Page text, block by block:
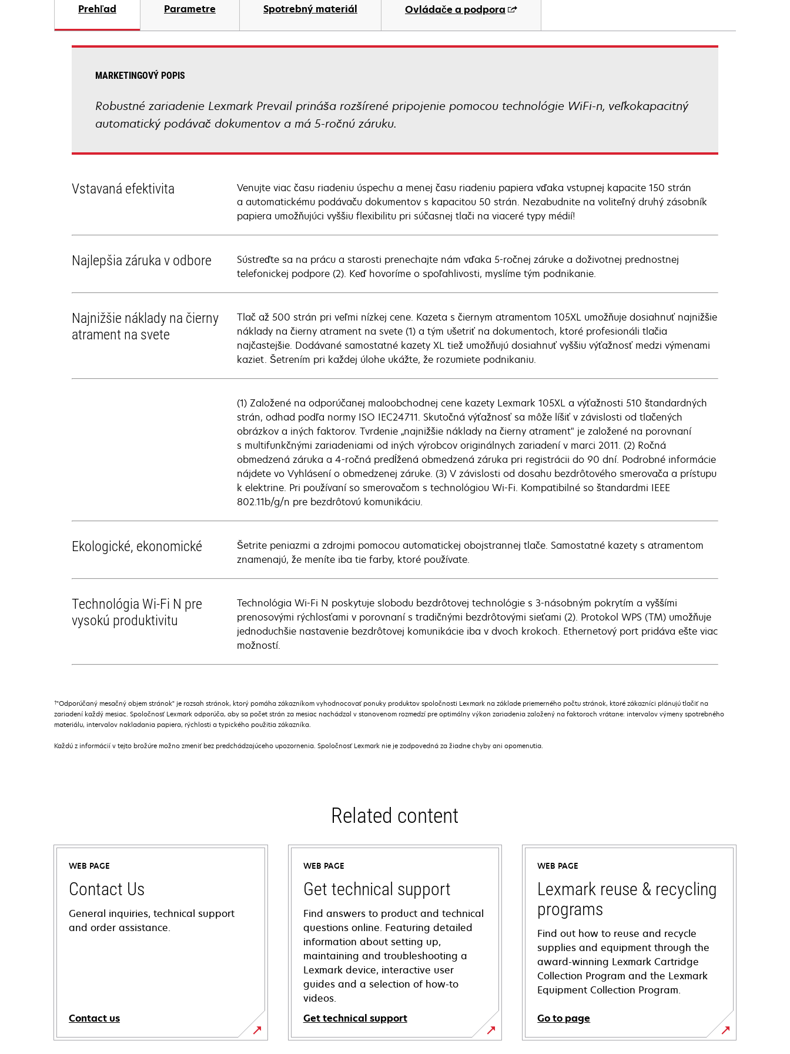
Prehľad Parametre Spotrebný materiál Ovládače a podpora
MARKETINGOVÝ POPIS
Robustné zariadenie Lexmark Prevail prináša rozšírené pripojenie pomocou technológie WiFi-n, veľkokapacitný
automatický podávač dokumentov a má 5-ročnú záruku.
Vstavaná efektivita
Venujte viac času riadeniu úspechu a menej času riadeniu papiera vďaka vstupnej kapacite 150 strán
a automatickému podávaču dokumentov s kapacitou 50 strán. Nezabudnite na voliteľný druhý zásobník
papiera umožňujúci vyššiu flexibilitu pri súčasnej tlači na viaceré typy médií!
Najlepšia záruka v odbore
Sústreďte sa na prácu a starosti prenechajte nám vďaka 5-ročnej záruke a doživotnej prednostnej
telefonickej podpore (2). Keď hovoríme o spoľahlivosti, myslíme tým podnikanie.
Najnižšie náklady na čierny
atrament na svete
Tlač až 500 strán pri veľmi nízkej cene. Kazeta s čiernym atramentom 105XL umožňuje dosiahnuť najnižšie
náklady na čierny atrament na svete (1) a tým ušetriť na dokumentoch, ktoré profesionáli tlačia
najčastejšie. Dodávané samostatné kazety XL tiež umožňujú dosiahnuť vyššiu výťažnosť medzi výmenami
kaziet. Šetrením pri každej úlohe ukážte, že rozumiete podnikaniu.
(1) Založené na odporúčanej maloobchodnej cene kazety Lexmark 105XL a výťažnosti 510 štandardných
strán, odhad podľa normy ISO IEC24711. Skutočná výťažnosť sa môže líšiť v závislosti od tlačených
obrázkov a iných faktorov. Tvrdenie „najnižšie náklady na čierny atrament" je založené na porovnaní
s multifunkčnými zariadeniami od iných výrobcov originálnych zariadení v marci 2011. (2) Ročná
obmedzená záruka a 4-ročná predĺžená obmedzená záruka pri registrácii do 90 dní. Podrobné informácie
nájdete vo Vyhlásení o obmedzenej záruke. (3) V závislosti od dosahu bezdrôtového smerovača a prístupu
k elektrine. Pri používaní so smerovačom s technológiou Wi-Fi. Kompatibilné so štandardmi IEEE
802.11b/g/n pre bezdrôtovú komunikáciu.
Ekologické, ekonomické
Šetrite peniazmi a zdrojmi pomocou automatickej obojstrannej tlače. Samostatné kazety s atramentom
znamenajú, že meníte iba tie farby, ktoré používate.
Technológia Wi-Fi N pre
vysokú produktivitu
Technológia Wi-Fi N poskytuje slobodu bezdrôtovej technológie s 3-násobným pokrytím a vyššími
prenosovými rýchlosťami v porovnaní s tradičnými bezdrôtovými sieťami (2). Protokol WPS (TM) umožňuje
jednoduchšie nastavenie bezdrôtovej komunikácie iba v dvoch krokoch. Ethernetový port pridáva ešte viac
možností.
†"Odporúčaný mesačný objem stránok" je rozsah stránok, ktorý pomáha zákazníkom vyhodnocovať ponuky produktov spoločnosti Lexmark na základe priemerného počtu stránok, ktoré zákazníci plánujú tlačiť na
zariadení každý mesiac. Spoločnosť Lexmark odporúča, aby sa počet strán za mesiac nachádzal v stanovenom rozmedzí pre optimálny výkon zariadenia založený na faktoroch vrátane: intervalov výmeny spotrebného
materiálu, intervalov nakladania papiera, rýchlosti a typického použitia zákazníka.
Každú z informácií v tejto brožúre možno zmeniť bez predchádzajúceho upozornenia. Spoločnosť Lexmark nie je zodpovedná za žiadne chyby ani opomenutia.
Related content
WEB PAGE
Contact Us
General inquiries, technical support
and order assistance.
Contact us
WEB PAGE
Get technical support
Find answers to product and technical
questions online. Featuring detailed
information about setting up,
maintaining and troubleshooting a
Lexmark device, interactive user
guides and a selection of how-to
videos.
Get technical support
opens
WEB PAGE
Lexmark reuse & recycling
programs
Find out how to reuse and recycle
supplies and equipment through the
award-winning Lexmark Cartridge
Collection Program and the Lexmark
Equipment Collection Program.
Go to page